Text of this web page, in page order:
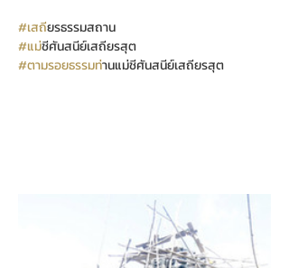
#เสถียรธรรมสถาน
#แม่ชีศันสนีย์เสถียรสุต
#ตามรอยธรรมท่านแม่ชีศันสนีย์เสถียรสุต